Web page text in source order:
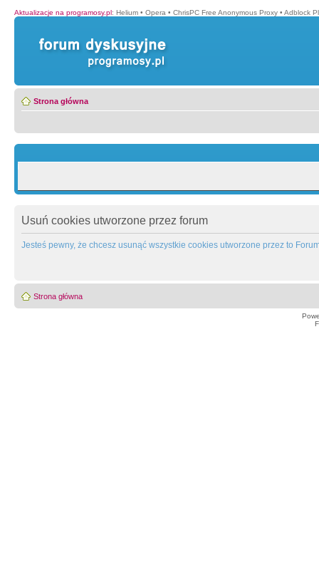
Aktualizacje na programosy.pl: Helium • Opera • ChrisPC Free Anonymous Proxy • Adblock
Strona główna
Usuń cookies utworzone przez forum
Jesteś pewny, że chcesz usunąć wszystkie cookies utworzone przez to
Strona główna